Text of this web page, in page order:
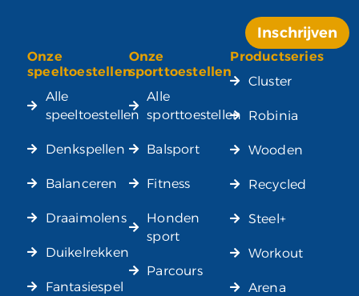
Inschrijven
Alternative:
Onze
speeltoestellen
Alle
speeltoestellen
Denkspellen
Balanceren
Draaimolens
Duikelrekken
Fantasiespel
Onze
sporttoestellen
Alle
sporttoestellen
Balsport
Fitness
Honden
sport
Parcours
Productseries
Cluster
Robinia
Wooden
Recycled
Steel+
Workout
Arena